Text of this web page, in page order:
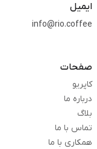
ایمیل
info@rio.coffee
صفحات
کاپریو
درباره ما
بلاگ
تماس با ما
همکاری با ما